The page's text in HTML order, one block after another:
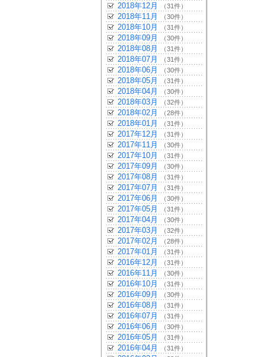
2018年12月 （31件）
2018年11月 （30件）
2018年10月 （31件）
2018年09月 （30件）
2018年08月 （31件）
2018年07月 （31件）
2018年06月 （30件）
2018年05月 （31件）
2018年04月 （30件）
2018年03月 （32件）
2018年02月 （28件）
2018年01月 （31件）
2017年12月 （31件）
2017年11月 （30件）
2017年10月 （31件）
2017年09月 （30件）
2017年08月 （31件）
2017年07月 （31件）
2017年06月 （30件）
2017年05月 （31件）
2017年04月 （30件）
2017年03月 （32件）
2017年02月 （28件）
2017年01月 （31件）
2016年12月 （31件）
2016年11月 （30件）
2016年10月 （31件）
2016年09月 （30件）
2016年08月 （31件）
2016年07月 （31件）
2016年06月 （30件）
2016年05月 （31件）
2016年04月 （31件）